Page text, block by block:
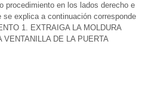
procedimiento en los lados derecho e
se explica a continuación corresponde
1. EXTRAIGA LA MOLDURA
DE LA PUERTA